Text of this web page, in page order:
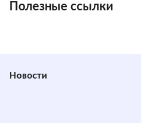
Полезные ссылки
Новости